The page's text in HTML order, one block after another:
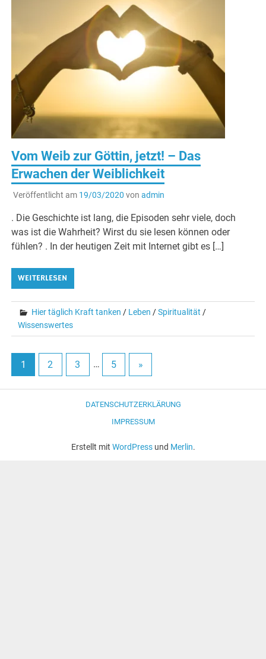
Vom Weib zur Göttin, jetzt! – Das
Erwachen der Weiblichkeit
Veröffentlicht am 19/03/2020 von admin
. Die Geschichte ist lang, die Episoden sehr viele, doch
was ist die Wahrheit? Wirst du sie lesen können oder
fühlen? . In der heutigen Zeit mit Internet gibt es […]
WEITERLESEN
Hier täglich Kraft tanken / Leben /Spiritualität /
Wissenswertes
1 2 3 … 5 »
DATENSCHUTZERKLÄRUNG
IMPRESSUM
Erstellt mit WordPressund Merlin.